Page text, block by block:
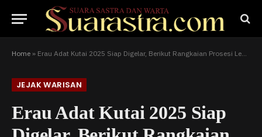
Home » Erau Adat Kutai 2025 Siap Digelar, Berikut Rangkaian Prosesi Lengkapnya
JEJAK WARISAN
Erau Adat Kutai 2025 Siap